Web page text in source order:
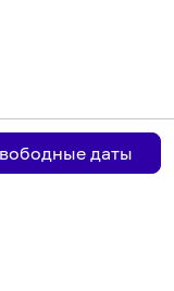
даты